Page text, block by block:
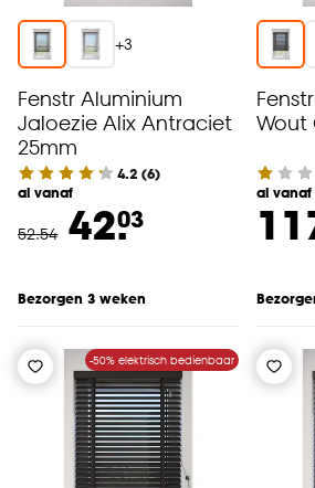
+3
Fenstr Aluminium
Jaloezie Alix Antraciet
25mm
4.2 (6)
al vanaf
52.54 42.03
Bezorgen 3 weken
Wout
al vanaf
-50% elektrisch bedienbaar